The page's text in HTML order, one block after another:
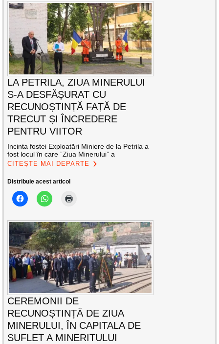
LA PETRILA, ZIUA MINERULUI
S-A DESFĂȘURAT CU
RECUNOȘTINȚĂ FAȚĂ DE
TRECUT ȘI ÎNCREDERE
PENTRU VIITOR
Incinta fostei Exploatări Miniere de la Petrila a
fost locul în care ”Ziua Minerului” a
CITEȘTE MAI DEPARTE
Distribuie acest articol
CEREMONII DE
RECUNOȘTINȚĂ DE ZIUA
MINERULUI, ÎN CAPITALA DE
SUFLET A MINERITULUI